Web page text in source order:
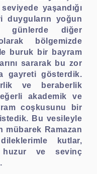
yaşandığı
duyguların yoğun
günlerde diğer
bölgemizde
buruk bir bayram
sararak bu zor
gayreti gösterdik.
ve beraberlik
akademik ve
coşkusunu bir
Bu vesileyle
mübarek Ramazan
kutlar,
huzur ve sevinç